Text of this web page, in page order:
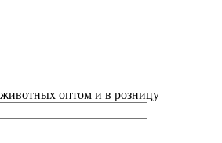
оптом и в розницу